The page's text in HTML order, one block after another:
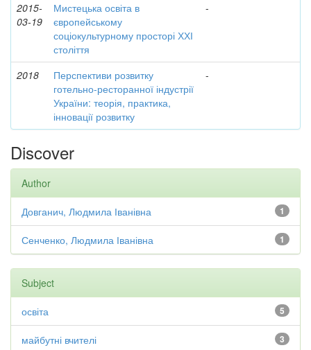
2015-
03-19
Мистецька освіта в
європейському
соціокультурному просторі ХХІ
століття
-
2018
Перспективи розвитку
готельно-ресторанної індустрії
України: теорія, практика,
інновації розвитку
-
Discover
Author
1
Довганич, Людмила Іванівна
1
Сенченко, Людмила Іванівна
Subject
5
освіта
3
майбутні вчителі